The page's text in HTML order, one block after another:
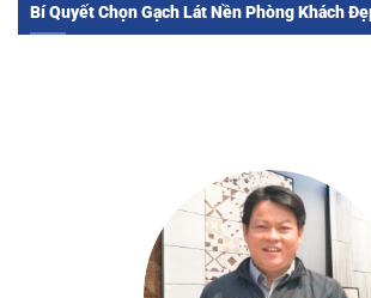
Bí Quyết Chọn Gạch Lát Nền Phòng Khách